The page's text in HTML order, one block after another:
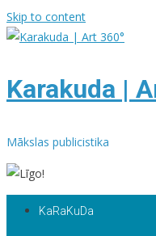
Skip to content
Karakuda |
Mākslas publicistika
KaRaKuDa